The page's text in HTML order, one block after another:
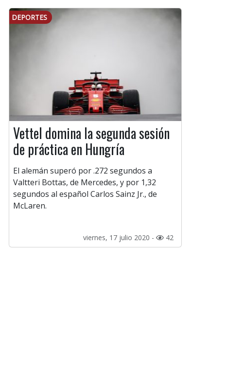
DEPORTES
Vettel domina la segunda sesión
de práctica en Hungría
El alemán superó por .272 segundos a
Valtteri Bottas, de Mercedes, y por 1,32
segundos al español Carlos Sainz Jr., de
McLaren.
viernes, 17 julio 2020 - 42